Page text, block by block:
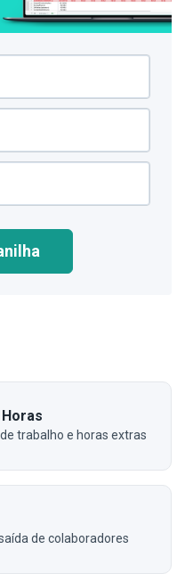
trabalho e horas extras
de colaboradores